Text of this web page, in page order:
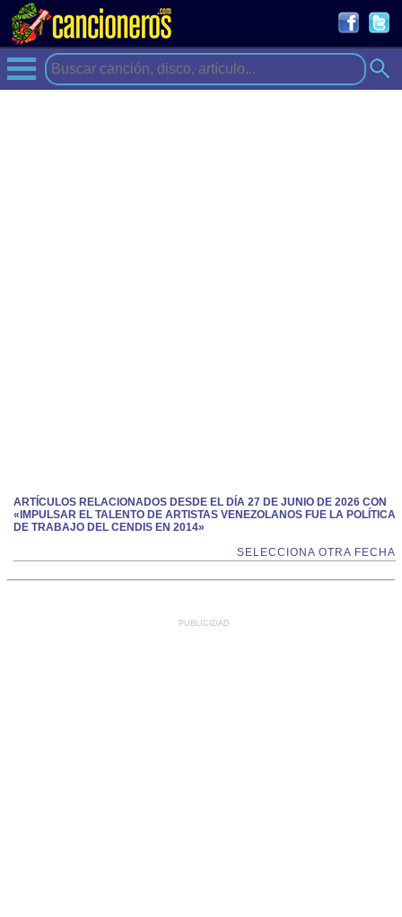
ARTÍCULOS RELACIONADOS DESDE EL DÍA 27 DE JUNIO DE 2026 CON
«IMPULSAR EL TALENTO DE ARTISTAS VENEZOLANOS FUE LA POLÍTICA
DE TRABAJO DEL CENDIS EN 2014»
SELECCIONA OTRA FECHA
PUBLICIDAD